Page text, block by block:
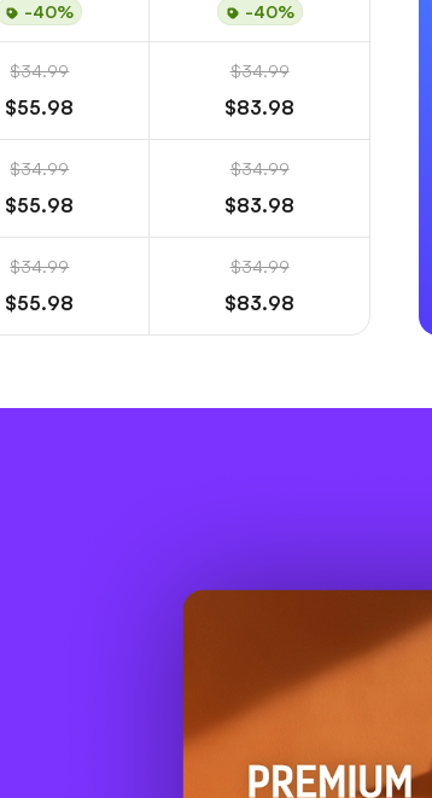
-40% -40%
$34.99
$55.98
$34.99
$83.98
$34.99
$55.98
$34.99
$83.98
$34.99
$55.98
$34.99
$83.98